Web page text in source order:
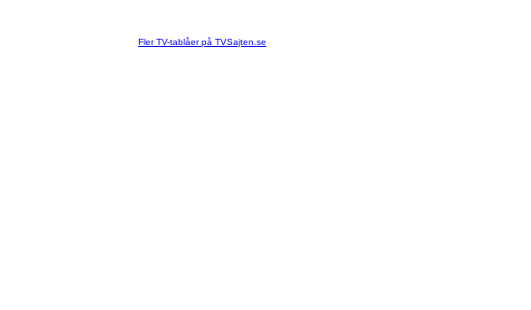
Fler TV-tablåer på TVSajten.se